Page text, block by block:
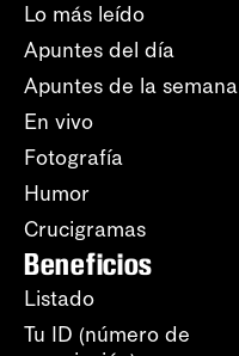
Lo más leído
Apuntes del día
Apuntes de la semana
En vivo
Fotografía
Humor
Crucigramas
Beneficios
Listado
Tu ID (número de